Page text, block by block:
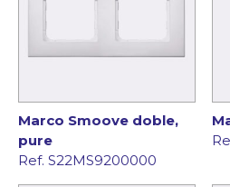
Marco Smoove doble,
pure
Ref. S22MS9200000